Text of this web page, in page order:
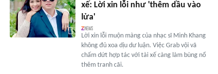
xế: Lời xin lỗi như 'thêm dầu vào
lửa'
Lời xin lỗi muộn màng của nhạc sĩ Minh Khang
không đủ xoa dịu dư luận. Việc Grab vội vã
chấm dứt hợp tác với tài xế càng làm bùng nổ
thêm tranh cãi.